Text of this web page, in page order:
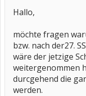
Hallo,
möchte fragen
bzw. nach der27.
wäre der jetzige
weitergenommen
durcgehend die
werden.